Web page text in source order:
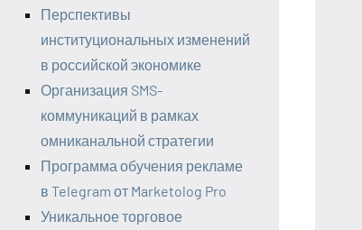
Перспективы
институциональных изменений
в российской экономике
Организация SMS-
коммуникаций в рамках
омниканальной стратегии
Программа обучения рекламе
в Telegram от Marketolog Pro
Уникальное торговое